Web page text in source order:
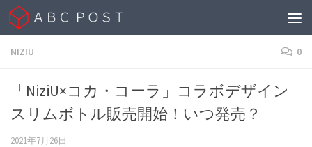
Skip to content
NIZIU 0
「NiziU×コカ・コーラ」コラボデザイン
スリムボトル販売開始！いつ発売？
2021年7月26日